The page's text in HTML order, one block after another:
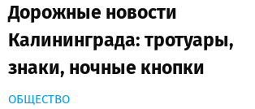
Дорожные новости
Калининграда: тротуары,
знаки, ночные кнопки
ОБЩЕСТВО